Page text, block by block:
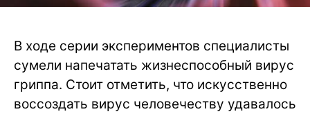
В ходе серии экспериментов специалисты
сумели напечатать жизнеспособный вирус
гриппа. Стоит отметить, что искусственно
воссоздать вирус человечеству удавалось